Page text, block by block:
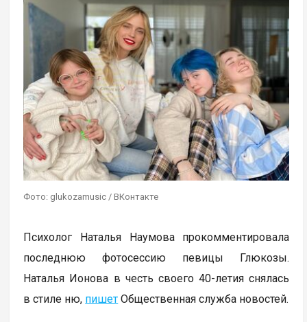
Фото: glukozamusic / ВКонтакте
Психолог Наталья Наумова прокомментировала
последнюю фотосессию певицы Глюкозы.
Наталья Ионова в честь своего 40-летия снялась
в стиле ню, пишет Общественная служба новостей.